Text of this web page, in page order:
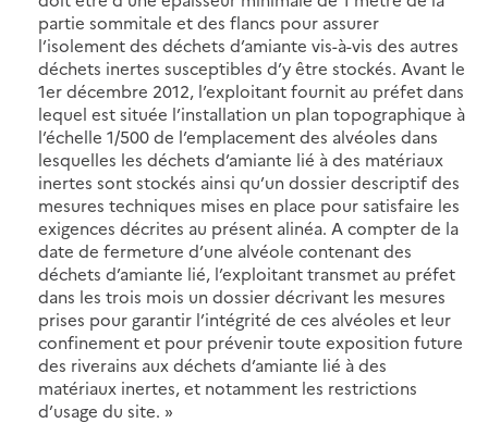
partie sommitale et des flancs pour assurer
l’isolement des déchets d’amiante vis-à-vis des autres
déchets inertes susceptibles d’y être stockés. Avant le
1er décembre 2012, l’exploitant fournit au préfet dans
lequel est située l’installation un plan topographique à
l’échelle 1/500 de l’emplacement des alvéoles dans
lesquelles les déchets d’amiante lié à des matériaux
inertes sont stockés ainsi qu’un dossier descriptif des
mesures techniques mises en place pour satisfaire les
exigences décrites au présent alinéa. A compter de la
date de fermeture d’une alvéole contenant des
déchets d’amiante lié, l’exploitant transmet au préfet
dans les trois mois un dossier décrivant les mesures
prises pour garantir l’intégrité de ces alvéoles et leur
confinement et pour prévenir toute exposition future
des riverains aux déchets d’amiante lié à des
matériaux inertes, et notamment les restrictions
d’usage du site. »